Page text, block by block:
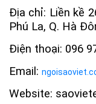
Địa chỉ: Liền kề
Phú La, Q. Hà
Điện thoại: 096
Email:
Website: